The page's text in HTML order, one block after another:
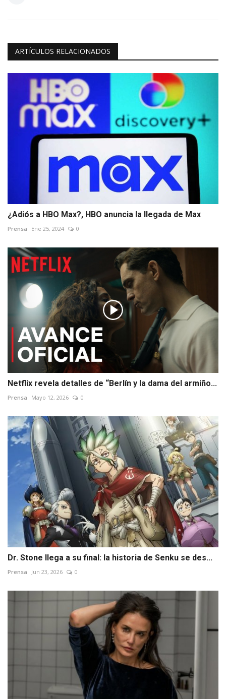
ARTÍCULOS RELACIONADOS
¿Adiós a HBO Max?, HBO anuncia la llegada de Max
Prensa Ene 25, 2024 0
Netflix revela detalles de “Berlín y la dama del armiño...
Prensa Mayo 12, 2026 0
Dr. Stone llega a su final: la historia de Senku se des...
Prensa Jun 23, 2026 0